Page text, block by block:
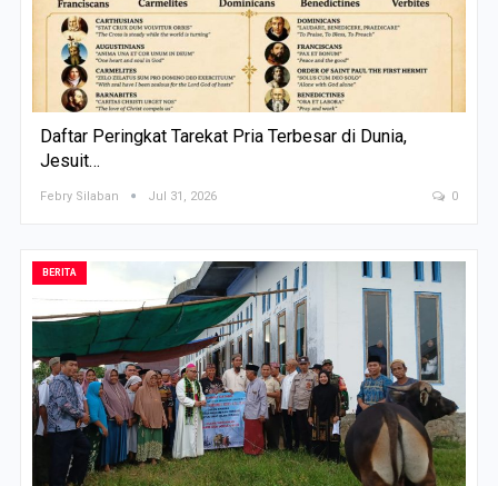
Daftar Peringkat Tarekat Pria Terbesar di Dunia,
Jesuit…
Febry Silaban Jul 31, 2026 0
BERITA